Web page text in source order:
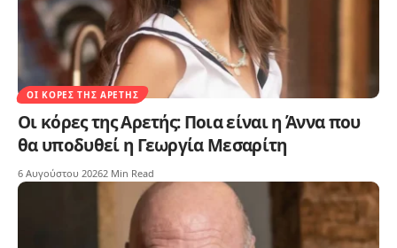
ΟΙ ΚΌΡΕΣ ΤΗΣ ΑΡΕΤΉΣ
Οι κόρες της Αρετής: Ποια είναι η Άννα που
θα υποδυθεί η Γεωργία Μεσαρίτη
6 Αυγούστου 20262 Min Read